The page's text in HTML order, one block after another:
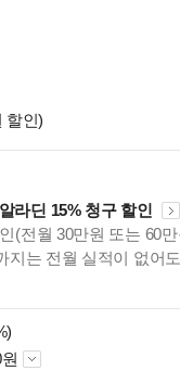
할인)
라딘 15% 청구 할인
(전월 30만원 또는 60
지는 전월 실적이 없어